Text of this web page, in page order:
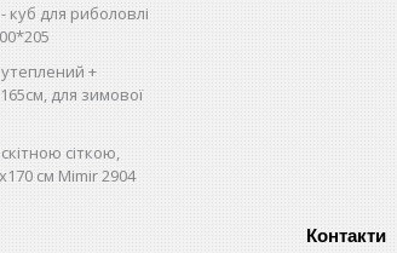
для риболовлі
+
для зимової
сіткою,
см Mimir 2904